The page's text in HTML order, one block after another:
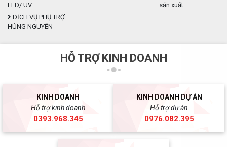
LED/ UV
sản xuất
DỊCH VỤ PHỤ TRỢ
HÙNG NGUYÊN
HỖ TRỢ KINH DOANH
KINH DOANH
Hỗ trợ kinh doanh
0393.968.345
KINH DOANH DỰ ÁN
Hỗ trợ dự án
0976.082.395